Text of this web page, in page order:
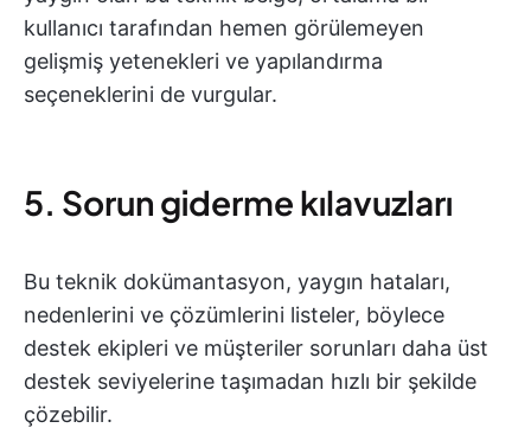
kullanıcı tarafından hemen görülemeyen
gelişmiş yetenekleri ve yapılandırma
seçeneklerini de vurgular.
5. Sorun giderme kılavuzları
Bu teknik dokümantasyon, yaygın hataları,
nedenlerini ve çözümlerini listeler, böylece
destek ekipleri ve müşteriler sorunları daha üst
destek seviyelerine taşımadan hızlı bir şekilde
çözebilir.